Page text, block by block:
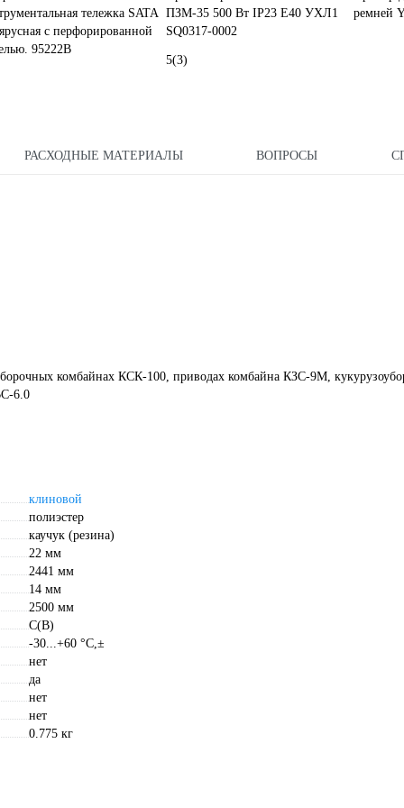
тележка SATA
с перфорированной
95222B
ПЗМ-35 500 Вт IP23 Е40 УХЛ1
SQ0317-0002
5(3)
ремней
РАСХОДНЫЕ МАТЕРИАЛЫ ВОПРОСЫ
комбайнах КСК-100, приводах комбайна КЗС-9М,
6.0
клиновой
полиэстер
каучук (резина)
22 мм
2441 мм
14 мм
2500 мм
С(В)
-30...+60 °C,±
нет
да
нет
нет
0.775 кг